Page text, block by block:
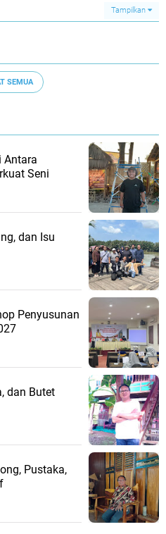
Tampilkan
SEMUA
Antara
Seni
dan Isu
Penyusunan
dan Butet
Pustaka,